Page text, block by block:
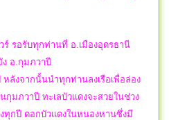
ร์ รอรับทุกท่านที่ อ.เมืองอุดรธานี
อ.กุมภวาปี
ลังจากนั้นนำทุกท่านลงเรือเพื่อล่อง
กุมภวาปี ทะเลบัวแดงจะสวยในช่วง
ทุกปี ดอกบัวแดงในหนองหานซึ่งมี